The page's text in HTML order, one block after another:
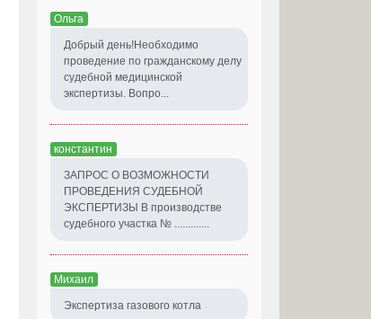
Ольга
Добрый день!Необходимо
проведение по гражданскому делу
судебной медицинской
экспертизы. Вопро...
константин
ЗАПРОС О ВОЗМОЖНОСТИ
ПРОВЕДЕНИЯ СУДЕБНОЙ
ЭКСПЕРТИЗЫ В производстве
судебного участка № .............
Михаил
Экспертиза газового котла